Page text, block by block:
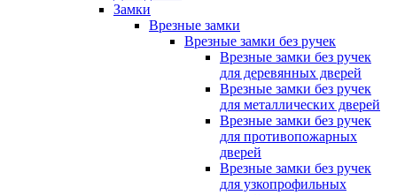
Замки
Врезные замки
Врезные замки без ручек
Врезные замки без ручек
для деревянных дверей
Врезные замки без ручек
для металлических дверей
Врезные замки без ручек
для противопожарных
дверей
Врезные замки без ручек
для узкопрофильных